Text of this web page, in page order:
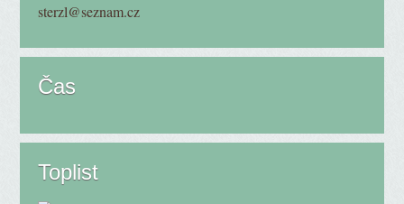
sterzl@seznam.cz
Čas
Toplist